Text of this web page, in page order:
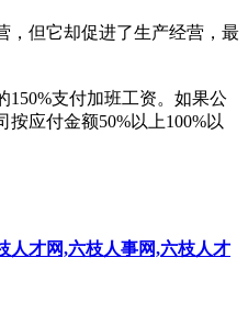
，但它却促进了生产经营，最
支付加班工资。如果公
应付金额50%以上100%以
人才网,六枝人事网,六枝人才